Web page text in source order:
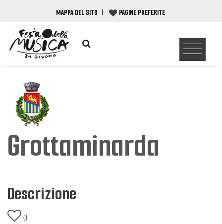
MAPPA DEL SITO | PAGINE PREFERITE
Grottaminarda
Descrizione
0